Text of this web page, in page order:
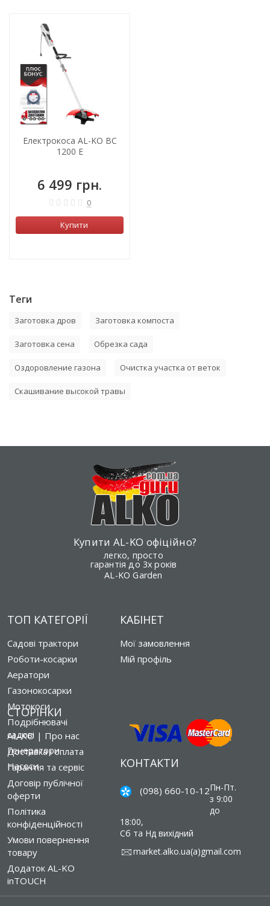
Електрокоса AL-KO BC
1200 E
6 499 грн.
0
Купити
Теги
Заготовка дров Заготовка компоста
Заготовка сена Обрезка сада
Оздоровление газона Очистка участка от веток
Скашивание высокой травы
Купити AL-KO офіційно?
легко, просто
гарантія до 3х років
AL-KO Garden
ТОП КАТЕГОРІЇ
Садові трактори
Роботи-косарки
Аератори
Газонокосарки
Мотокоси
Подрібнювачі
садові
Генератори
Насоси
СТОРІНКИ
AL-KO | Про нас
Доставка і оплата
Гарантія та сервіс
Договір публічної
оферти
Політика
конфіденційності
Умови повернення
товару
Додаток AL-KO
inTOUCH
КАБІНЕТ
Мої замовлення
Мій профіль
КОНТАКТИ
(098) 660-10-12Пн-Пт.
з 9:00
до
18:00,
Сб та Нд вихідний
market.alko.ua(a)gmail.com